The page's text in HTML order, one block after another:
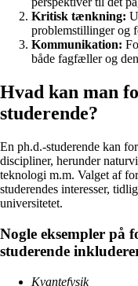
Kritisk tænkning:
problemstillinger og
Kommunikation:
både fagfæller og
Hvad kan man
studerende?
En ph.d.-studerende kan
discipliner, herunder
teknologi m.m. Valget af
studerendes interesser,
universitetet.
Nogle eksempler på
studerende
Kvantefysik